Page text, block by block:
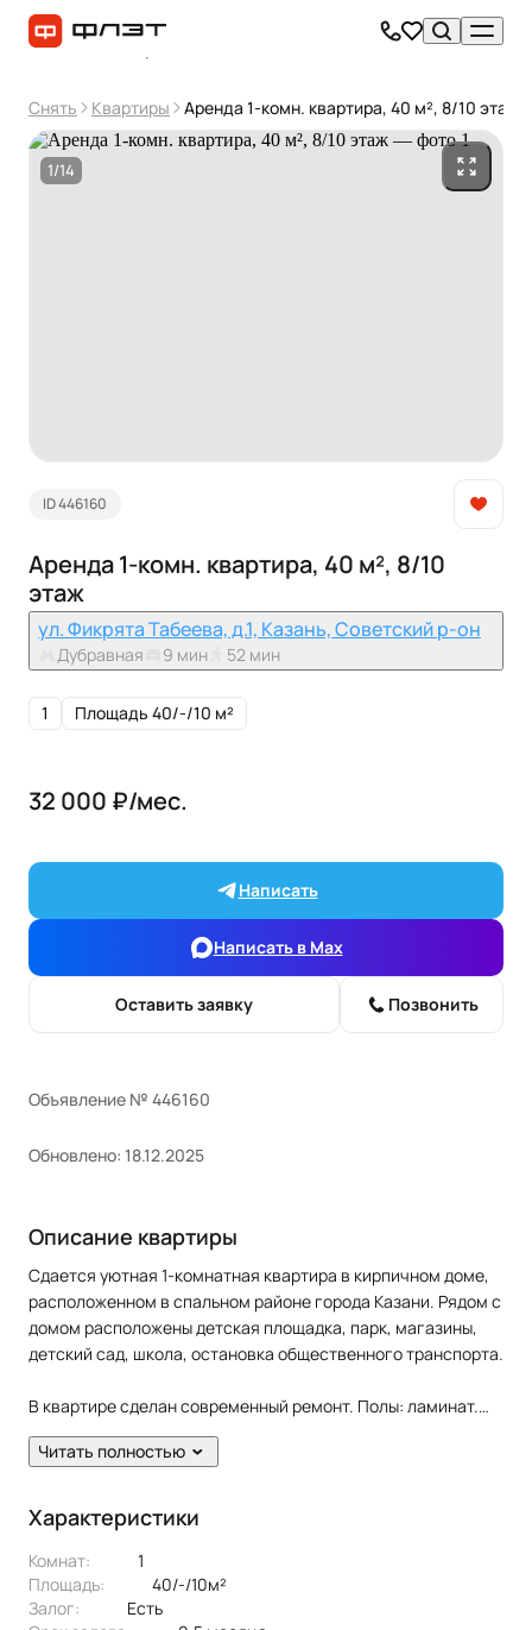
Снять Квартиры Аренда 1-комн. квартира, 40 м², 8/10 этаж
1/14
ID 446160
Аренда 1-комн. квартира, 40 м², 8/10
этаж
ул. Фикрята Табеева, д.1, Казань, Советский р-он
Дубравная 9 мин 52 мин
1 Площадь 40/-/10 м²
32 000 ₽/мес.
Написать
Написать в Max
Оставить заявку Позвонить
Объявление № 446160
Обновлено: 18.12.2025
Описание квартиры
Сдается уютная 1-комнатная квартира в кирпичном доме,
расположенном в спальном районе города Казани. Рядом с
домом расположены детская площадка, парк, магазины,
детский сад, школа, остановка общественного транспорта.
В квартире сделан современный ремонт. Полы: ламинат.
Окна: пластиковые. Потолки: натяжные. Сан. узел в кафеле.
Есть лоджия.
Жильцам предоставляется из мебели: кухонный гарнитур,
диван раскладной, 2 тумбочки, шкаф-купе, сушилка,
вешалка для одежды, обувница, cтол, стулья. Из техники:
холодильник, варочная панель, духовка, чайник.
микроволновая печь, стиральная машина.
Читать полностью
Характеристики
Комнат:
1
Площадь:
40/-/10м²
Залог:
есть